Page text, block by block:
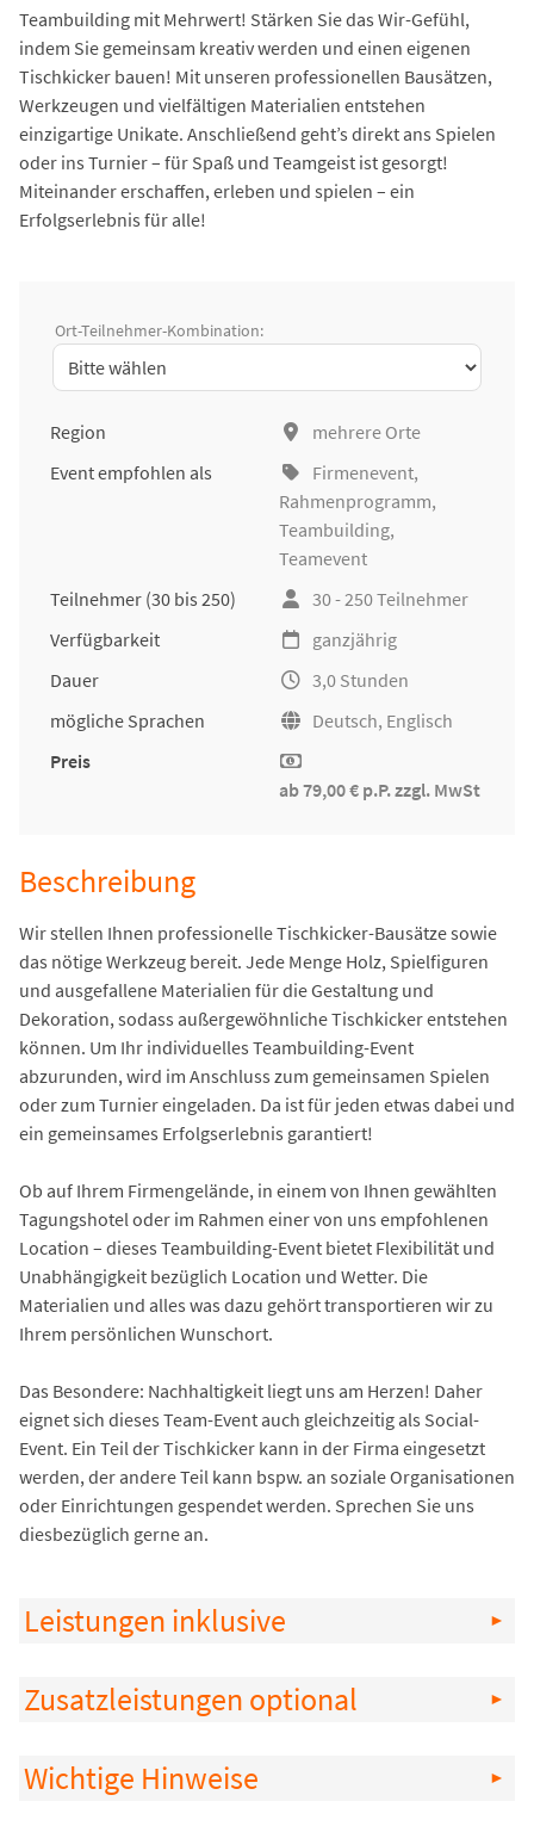
Teambuilding mit Mehrwert! Stärken Sie das Wir-Gefühl,
indem Sie gemeinsam kreativ werden und einen eigenen
Tischkicker bauen! Mit unseren professionellen Bausätzen,
Werkzeugen und vielfältigen Materialien entstehen
einzigartige Unikate. Anschließend geht’s direkt ans Spielen
oder ins Turnier – für Spaß und Teamgeist ist gesorgt!
Miteinander erschaffen, erleben und spielen – ein
Erfolgserlebnis für alle!
Ort-Teilnehmer-Kombination:
Region
mehrere Orte
Event empfohlen als
Firmenevent,
Rahmenprogramm,
Teambuilding,
Teamevent
Teilnehmer (30 bis 250)
30 - 250 Teilnehmer
Verfügbarkeit
ganzjährig
Dauer
3,0 Stunden
mögliche Sprachen
Deutsch, Englisch
Preis
ab 79,00 € p.P. zzgl. MwSt
Beschreibung
Wir stellen Ihnen professionelle Tischkicker-Bausätze sowie
das nötige Werkzeug bereit. Jede Menge Holz, Spielfiguren
und ausgefallene Materialien für die Gestaltung und
Dekoration, sodass außergewöhnliche Tischkicker entstehen
können. Um Ihr individuelles Teambuilding-Event
abzurunden, wird im Anschluss zum gemeinsamen Spielen
oder zum Turnier eingeladen. Da ist für jeden etwas dabei und
ein gemeinsames Erfolgserlebnis garantiert!
Ob auf Ihrem Firmengelände, in einem von Ihnen gewählten
Tagungshotel oder im Rahmen einer von uns empfohlenen
Location – dieses Teambuilding-Event bietet Flexibilität und
Unabhängigkeit bezüglich Location und Wetter. Die
Materialien und alles was dazu gehört transportieren wir zu
Ihrem persönlichen Wunschort.
Das Besondere: Nachhaltigkeit liegt uns am Herzen! Daher
eignet sich dieses Team-Event auch gleichzeitig als Social-
Event. Ein Teil der Tischkicker kann in der Firma eingesetzt
werden, der andere Teil kann bspw. an soziale Organisationen
oder Einrichtungen gespendet werden. Sprechen Sie uns
diesbezüglich gerne an.
Leistungen inklusive
Zusatzleistungen optional
Wichtige Hinweise